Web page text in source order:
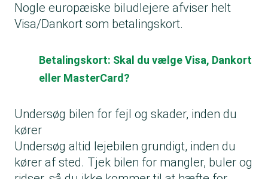
Nogle europæiske biludlejere afviser helt
Visa/Dankort som betalingskort.
Betalingskort: Skal du vælge Visa, Dankort
eller MasterCard?
Undersøg bilen for fejl og skader, inden du
kører
Undersøg altid lejebilen grundigt, inden du
kører af sted. Tjek bilen for mangler, buler og